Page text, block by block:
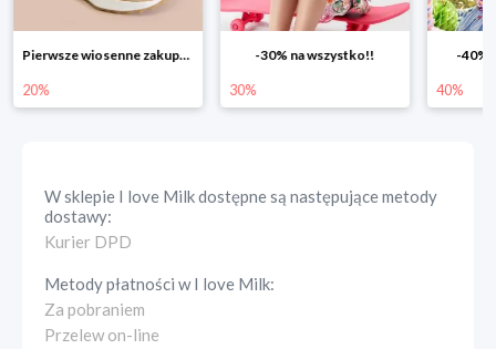
-30% na wszystko!!
30%
-40% na drugą sztukę
40% 25%
W sklepie I love Milkdostępne są następujące metody
dostawy:
Kurier DPD
Metody płatności wI love Milk:
Za pobraniem
Przelew on-line